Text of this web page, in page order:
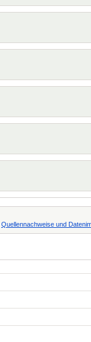
Quellennachweise und